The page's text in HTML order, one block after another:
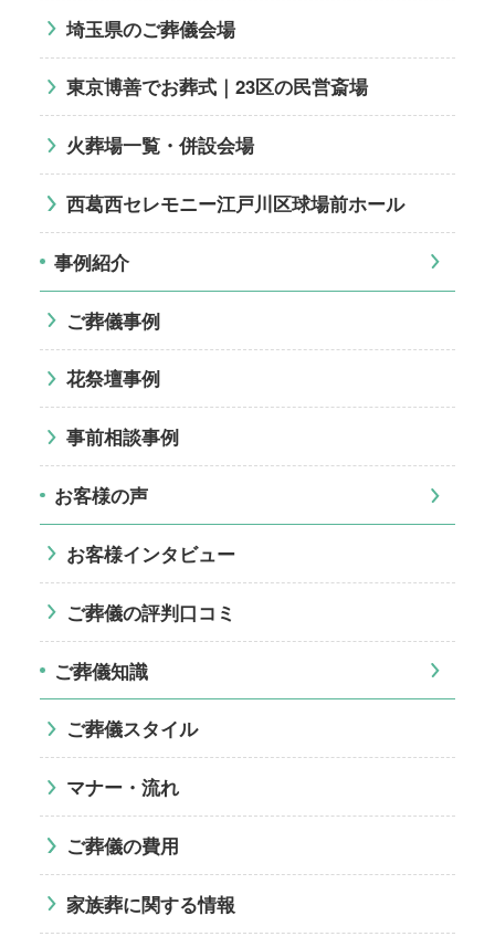
埼玉県のご葬儀会場
東京博善でお葬式｜23区の民営斎場
火葬場一覧・併設会場
西葛西セレモニー江戸川区球場前ホール
事例紹介
ご葬儀事例
花祭壇事例
事前相談事例
お客様の声
お客様インタビュー
ご葬儀の評判口コミ
ご葬儀知識
ご葬儀スタイル
マナー・流れ
ご葬儀の費用
家族葬に関する情報